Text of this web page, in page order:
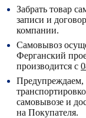
Забрать товар
записи и
компании.
Самовывоз
Ферганский
производится с
Предупреждаем,
самовывозе и
на Покупателя.